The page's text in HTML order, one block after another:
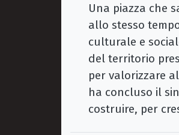
Una piazza che
allo stesso
culturale e
del territorio
per valorizzare
ha concluso il
costruire, per